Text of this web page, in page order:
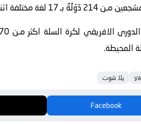
بـ 17 لغة مختلفة اثناء موسـم 2023.
المحيطة.
يلا شوت
Facebook